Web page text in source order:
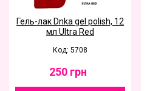
Гель-лак Dnka gel polish, 12
мл Ultra Red
Код: 5708
250 грн